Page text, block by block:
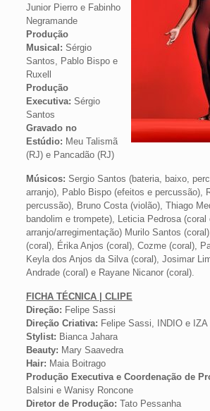
Junior Pierro e Fabinho
Negramande
Produção
Musical: Sérgio
Santos, Pablo Bispo e
Ruxell
Produção
Executiva: Sérgio
Santos
Gravado no
Estúdio: Meu Talismã
(RJ) e Pancadão (RJ)
Músicos: Sergio Santos (bateria, baixo,
arranjo), Pablo Bispo (efeitos e percussão),
percussão), Bruno Costa (violão), Thiago
bandolim e trompete), Leticia Pedrosa (coral
arranjo/arregimentação) Murilo Santos
(coral), Érika Anjos (coral), Cozme (coral),
Keyla dos Anjos da Silva (coral), Josimar
Andrade (coral) e Rayane Nicanor (coral).
FICHA TÉCNICA | CLIPE
Direção: Felipe Sassi
Direção Criativa: Felipe Sassi, INDIO e IZA
Stylist: Bianca Jahara
Beauty: Mary Saavedra
Hair: Maia Boitrago
Produção Executiva e Coordenação de
Balsini e Wanisy Roncone
Diretor de Produção: Tato Pessanha